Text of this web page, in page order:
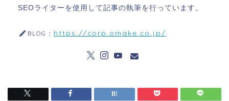
SEOライターを使用して記事の執筆を行っています。
BLOG： https://corp.omake.co.jp/